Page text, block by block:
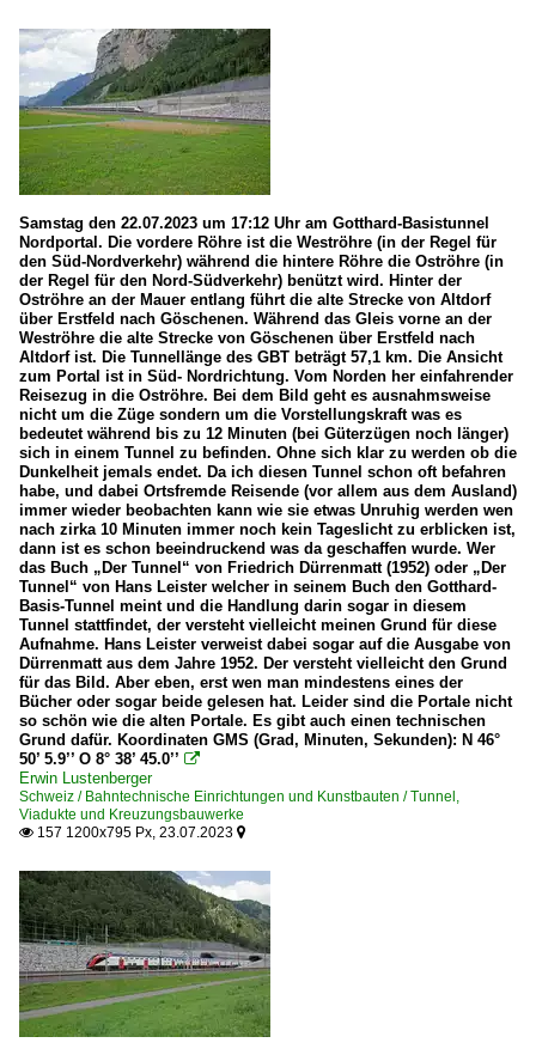
Samstag den 22.07.2023 um 17:12 Uhr am Gotthard-Basistunnel
Nordportal. Die vordere Röhre ist die Weströhre (in der Regel für
den Süd-Nordverkehr) während die hintere Röhre die Oströhre (in
der Regel für den Nord-Südverkehr) benützt wird. Hinter der
Oströhre an der Mauer entlang führt die alte Strecke von Altdorf
über Erstfeld nach Göschenen. Während das Gleis vorne an der
Weströhre die alte Strecke von Göschenen über Erstfeld nach
Altdorf ist. Die Tunnellänge des GBT beträgt 57,1 km. Die Ansicht
zum Portal ist in Süd- Nordrichtung. Vom Norden her einfahrender
Reisezug in die Oströhre. Bei dem Bild geht es ausnahmsweise
nicht um die Züge sondern um die Vorstellungskraft was es
bedeutet während bis zu 12 Minuten (bei Güterzügen noch länger)
sich in einem Tunnel zu befinden. Ohne sich klar zu werden ob die
Dunkelheit jemals endet. Da ich diesen Tunnel schon oft befahren
habe, und dabei Ortsfremde Reisende (vor allem aus dem Ausland)
immer wieder beobachten kann wie sie etwas Unruhig werden wen
nach zirka 10 Minuten immer noch kein Tageslicht zu erblicken ist,
dann ist es schon beeindruckend was da geschaffen wurde. Wer
das Buch „Der Tunnel“ von Friedrich Dürrenmatt (1952) oder „Der
Tunnel“ von Hans Leister welcher in seinem Buch den Gotthard-
Basis-Tunnel meint und die Handlung darin sogar in diesem
Tunnel stattfindet, der versteht vielleicht meinen Grund für diese
Aufnahme. Hans Leister verweist dabei sogar auf die Ausgabe von
Dürrenmatt aus dem Jahre 1952. Der versteht vielleicht den Grund
für das Bild. Aber eben, erst wen man mindestens eines der
Bücher oder sogar beide gelesen hat. Leider sind die Portale nicht
so schön wie die alten Portale. Es gibt auch einen technischen
Grund dafür. Koordinaten GMS (Grad, Minuten, Sekunden): N 46°
50’ 5.9’’ O 8° 38’ 45.0’’ 
Erwin Lustenberger
Schweiz / Bahntechnische Einrichtungen und Kunstbauten / Tunnel,
Viadukte und Kreuzungsbauwerke
 157 1200x795 Px, 23.07.2023 